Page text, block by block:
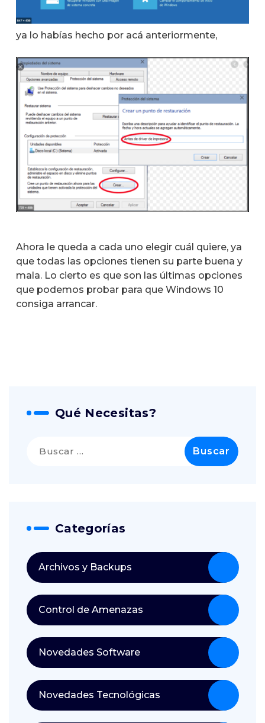
ya lo habías hecho por acá anteriormente,
Ahora le queda a cada uno elegir cuál quiere, ya
que todas las opciones tienen su parte buena y
mala. Lo cierto es que son las últimas opciones
que podemos probar para que Windows 10
consiga arrancar.
Qué Necesitas?
Categorías
Archivos y Backups
Control de Amenazas
Novedades Software
Novedades Tecnológicas